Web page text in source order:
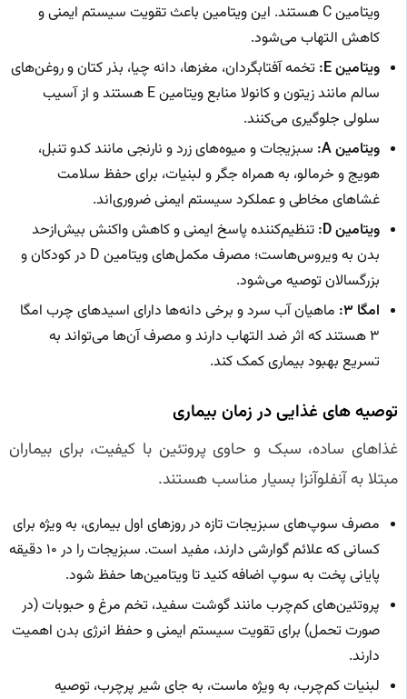
ویتامین C هستند. این ویتامین باعث تقویت سیستم ایمنی و
کاهش التهاب می‌شود.
ویتامین E:
تخمه آفتابگردان، مغزها، دانه چیا، بذر کتان و روغن‌های
سالم مانند زیتون و کانولا منابع ویتامین E هستند و از آسیب
سلولی جلوگیری می‌کنند.
ویتامین A:
سبزیجات و میوه‌های زرد و نارنجی مانند کدو تنبل،
هویج و خرمالو، به همراه جگر و لبنیات، برای حفظ سلامت
غشاهای مخاطی و عملکرد سیستم ایمنی ضروری‌اند.
ویتامین D:
تنظیم‌کننده پاسخ ایمنی و کاهش واکنش بیش‌ازحد
بدن به ویروس‌هاست؛ مصرف مکمل‌های ویتامین D در کودکان و
بزرگسالان توصیه می‌شود.
امگا ۳:
ماهیان آب سرد و برخی دانه‌ها دارای اسیدهای چرب امگا
۳ هستند که اثر ضد التهاب دارند و مصرف آن‌ها می‌تواند به
تسریع بهبود بیماری کمک کند.
توصیه‌ های غذایی در زمان بیماری
غذاهای ساده، سبک و حاوی پروتئین با کیفیت، برای بیماران
مبتلا به آنفلوآنزا بسیار مناسب هستند.
مصرف سوپ‌های سبزیجات تازه در روزهای اول بیماری، به ویژه برای
کسانی که علائم گوارشی دارند، مفید است. سبزیجات را در ۱۰ دقیقه
پایانی پخت به سوپ اضافه کنید تا ویتامین‌ها حفظ شود.
پروتئین‌های کم‌چرب مانند گوشت سفید، تخم مرغ و حبوبات (در
صورت تحمل) برای تقویت سیستم ایمنی و حفظ انرژی بدن اهمیت
دارند.
لبنیات کم‌چرب، به ویژه ماست، به جای شیر پرچرب، توصیه